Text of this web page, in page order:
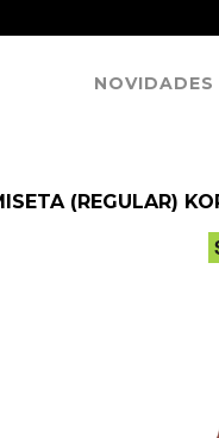
NOVIDADES
(REGULAR)